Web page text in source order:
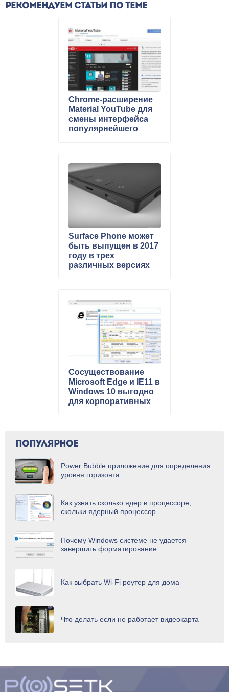
РЕКОМЕНДУЕМ СТАТЬИ ПО ТЕМЕ
Chrome-расширение
Material YouTube для
смены интерфейса
популярнейшего
Surface Phone может
быть выпущен в 2017
году в трех
различных версиях
Сосуществование
Microsoft Edge и IE11 в
Windows 10 выгодно
для корпоративных
ПОПУЛЯРНОЕ
Power Bubble приложение для определения
уровня горизонта
Как узнать сколько ядер в процессоре,
скольки ядерный процессор
Почему Windows системе не удается
завершить форматирование
Как выбрать Wi-Fi роутер для дома
Что делать если не работает видеокарта